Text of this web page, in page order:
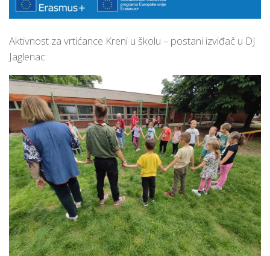
Aktivnost za vrtićance Kreni u školu – postani izviđač u DJ
Jaglenac: